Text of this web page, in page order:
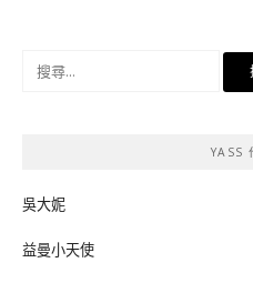
YASS
吳大妮
益曼小天使